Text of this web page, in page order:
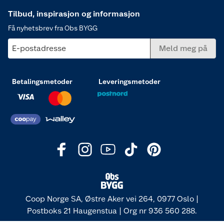
Tilbud, inspirasjon og informasjon
Få nyhetsbrev fra Obs BYGG
E-postadresse Meld meg på
Betalingsmetoder Leveringsmetoder
Coop Norge SA, Østre Aker vei 264, 0977 Oslo |
Postboks 21 Haugenstua | Org nr 936 560 288.